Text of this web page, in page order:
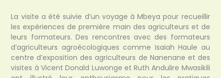
La visite a été suivie d’un voyage à Mbeya pour recueillir
les expériences de première main des agriculteurs et de
leurs formateurs. Des rencontres avec des formateurs
d’agriculteurs agroécologiques comme Isaiah Haule au
centre d’exposition des agriculteurs de Nanenane et des
visites à Vicent Donald Luwonge et Ruth Andulire Mwasikili